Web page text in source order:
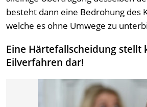
besteht dann eine Bedrohung des
welche es ohne Umwege zu
Eine Härtefallscheidung stellt
Eilverfahren dar!